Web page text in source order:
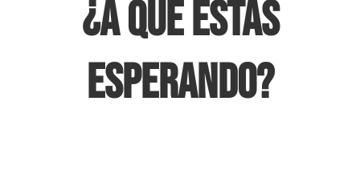
¿A QUÉ ESTÁS
ESPERANDO?